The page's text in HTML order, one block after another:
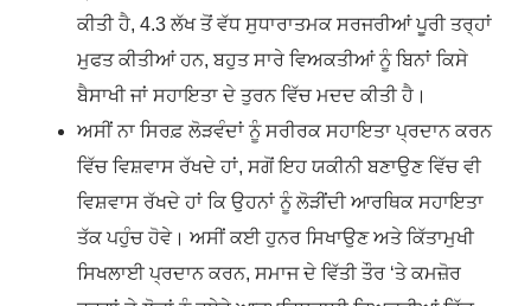
ਕੀਤੀ ਹੈ, 4.3 ਲੱਖ ਤੋਂ ਵੱਧ ਸੁਧਾਰਾਤਮਕ ਸਰਜਰੀਆਂ ਪੂਰੀ ਤਰ੍ਹਾਂ
ਮੁਫਤ ਕੀਤੀਆਂ ਹਨ, ਬਹੁਤ ਸਾਰੇ ਵਿਅਕਤੀਆਂ ਨੂੰ ਬਿਨਾਂ ਕਿਸੇ
ਬੈਸਾਖੀ ਜਾਂ ਸਹਾਇਤਾ ਦੇ ਤੁਰਨ ਵਿੱਚ ਮਦਦ ਕੀਤੀ ਹੈ।
ਅਸੀਂ ਨਾ ਸਿਰਫ਼ ਲੋੜਵੰਦਾਂ ਨੂੰ ਸਰੀਰਕ ਸਹਾਇਤਾ ਪ੍ਰਦਾਨ ਕਰਨ
ਵਿੱਚ ਵਿਸ਼ਵਾਸ ਰੱਖਦੇ ਹਾਂ, ਸਗੋਂ ਇਹ ਯਕੀਨੀ ਬਣਾਉਣ ਵਿੱਚ ਵੀ
ਵਿਸ਼ਵਾਸ ਰੱਖਦੇ ਹਾਂ ਕਿ ਉਹਨਾਂ ਨੂੰ ਲੋੜੀਂਦੀ ਆਰਥਿਕ ਸਹਾਇਤਾ
ਤੱਕ ਪਹੁੰਚ ਹੋਵੇ। ਅਸੀਂ ਕਈ ਹੁਨਰ ਸਿਖਾਉਣ ਅਤੇ ਕਿੱਤਾਮੁਖੀ
ਸਿਖਲਾਈ ਪ੍ਰਦਾਨ ਕਰਨ, ਸਮਾਜ ਦੇ ਵਿੱਤੀ ਤੌਰ ‘ਤੇ ਕਮਜ਼ੋਰ